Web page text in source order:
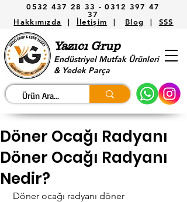
0532 437 28 33 -0312 397 47
37
Hakkımızda | İletişim | Blog | SSS
Yazıcı Grup
Endüstriyel Mutfak Ürünleri
& Yedek Parça
Döner Ocağı Radyanı
Döner Ocağı Radyanı
Nedir?
Döner ocağı radyanı döner